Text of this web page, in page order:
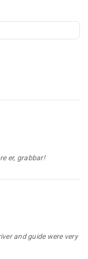
er, grabbar!
and guide were very